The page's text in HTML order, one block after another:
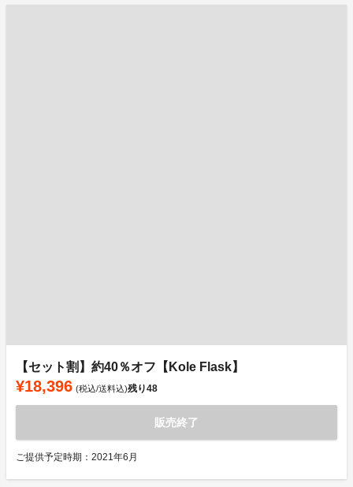
【セット割】約40％オフ【Kole Flask】
¥18,396 (税込/送料込)残り48
販売終了
ご提供予定時期：2021年6月